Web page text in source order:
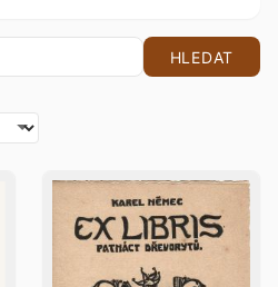
HLEDAT